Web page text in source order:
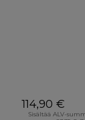
114,90 €
Sisältää ALV-